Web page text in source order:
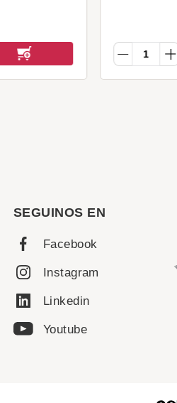
SEGUINOS EN
Facebook
Instagram
Linkedin
Youtube